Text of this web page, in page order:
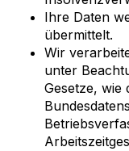
Ihre Daten
übermittelt.
Wir
unter
Gesetze, wie